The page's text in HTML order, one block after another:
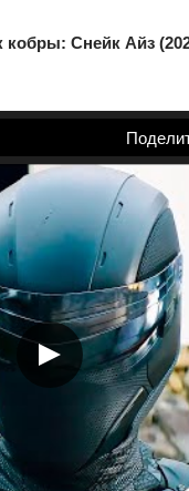
Снейк Айз